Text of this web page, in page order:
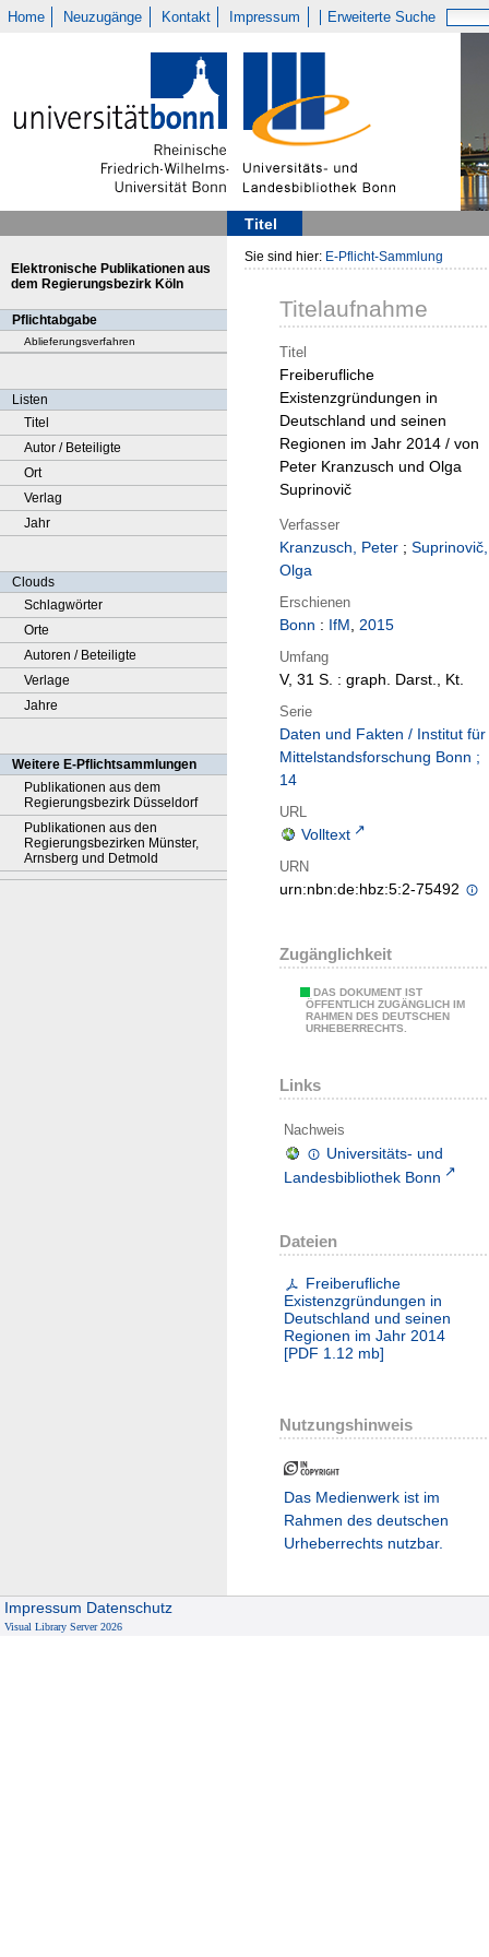
Home Neuzugänge Kontakt Impressum Erweiterte Suche
Titel
Elektronische Publikationen aus
dem Regierungsbezirk Köln
Pflichtabgabe
Ablieferungsverfahren
Listen
Titel
Autor / Beteiligte
Ort
Verlag
Jahr
Clouds
Schlagwörter
Orte
Autoren / Beteiligte
Verlage
Jahre
Weitere E-Pflichtsammlungen
Publikationen aus dem
Regierungsbezirk Düsseldorf
Publikationen aus den
Regierungsbezirken Münster,
Arnsberg und Detmold
Sie sind hier: E-Pflicht-Sammlung
Titelaufnahme
Titel
Freiberufliche
Existenzgründungen in
Deutschland und seinen
Regionen im Jahr 2014 / von
Peter Kranzusch und Olga
Suprinovič
Verfasser
Kranzusch, Peter ; Suprinovič,
Olga
Erschienen
Bonn : IfM, 2015
Umfang
V, 31 S. : graph. Darst., Kt.
Serie
Daten und Fakten / Institut für
Mittelstandsforschung Bonn ;
14
URL
Volltext
URN
urn:nbn:de:hbz:5:2-75492
Zugänglichkeit
DAS DOKUMENT IST
ÖFFENTLICH ZUGÄNGLICH IM
RAHMEN DES DEUTSCHEN
URHEBERRECHTS.
Links
Nachweis
Universitäts- und
Landesbibliothek Bonn
Dateien
Freiberufliche
Existenzgründungen in
Deutschland und seinen
Regionen im Jahr 2014
[PDF 1.12 mb]
Nutzungshinweis
Das Medienwerk ist im
Rahmen des deutschen
Urheberrechts nutzbar.
Impressum Datenschutz
Visual Library Server 2026